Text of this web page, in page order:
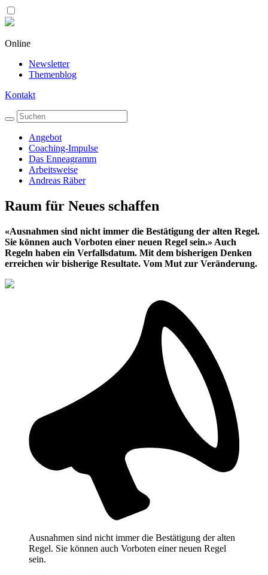
Online
Newsletter
Themenblog
Kontakt
Angebot
Coaching-Impulse
Das Enneagramm
Arbeitsweise
Andreas Räber
Raum für Neues schaffen
«Ausnahmen sind nicht immer die Bestätigung der alten Regel.
Sie können auch Vorboten einer neuen Regel sein.» Auch
Regeln haben ein Verfallsdatum. Mit dem bisherigen Denken
erreichen wir bisherige Resultate. Vom Mut zur Veränderung.
Ausnahmen sind nicht immer die Bestätigung der alten
Regel. Sie können auch Vorboten einer neuen Regel
sein.